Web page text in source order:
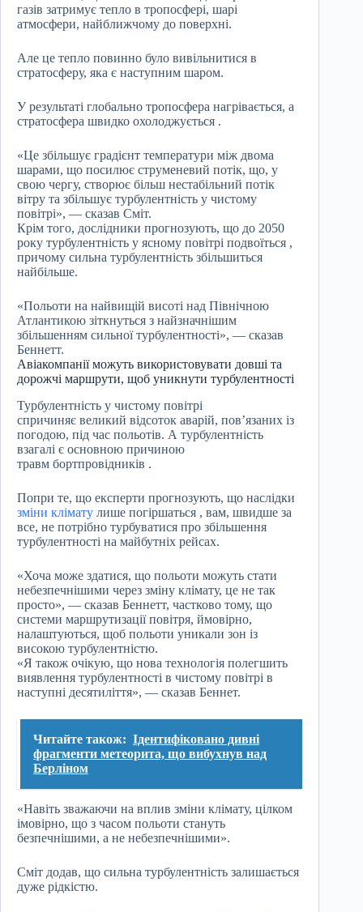
газів затримує тепло в тропосфері, шарі
атмосфери, найближчому до поверхні.
Але це тепло повинно було вивільнитися в
стратосферу, яка є наступним шаром.
У результаті глобально тропосфера нагрівається, а
стратосфера швидко охолоджується .
«Це збільшує градієнт температури між двома
шарами, що посилює струменевий потік, що, у
свою чергу, створює більш нестабільний потік
вітру та збільшує турбулентність у чистому
повітрі», — сказав Сміт.
Крім того, дослідники прогнозують, що до 2050
року турбулентність у ясному повітрі подвоїться ,
причому сильна турбулентність збільшиться
найбільше.
«Польоти на найвищій висоті над Північною
Атлантикою зіткнуться з найзначнішим
збільшенням сильної турбулентності», — сказав
Беннетт.
Авіакомпанії можуть використовувати довші та
дорожчі маршрути, щоб уникнути турбулентності
Турбулентність у чистому повітрі
спричиняє великий відсоток аварій, пов’язаних із
погодою, під час польотів. А турбулентність
взагалі є основною причиною
травм бортпровідників .
Попри те, що експерти прогнозують, що наслідки
зміни клімату лише погіршаться , вам, швидше за
все, не потрібно турбуватися про збільшення
турбулентності на майбутніх рейсах.
«Хоча може здатися, що польоти можуть стати
небезпечнішими через зміну клімату, це не так
просто», — сказав Беннетт, частково тому, що
системи маршрутизації повітря, ймовірно,
налаштуються, щоб польоти уникали зон із
високою турбулентністю.
«Я також очікую, що нова технологія полегшить
виявлення турбулентності в чистому повітрі в
наступні десятиліття», — сказав Беннет.
Читайте також: Ідентифіковано дивні
фрагменти метеорита, що вибухнув над
Берліном
«Навіть зважаючи на вплив зміни клімату, цілком
імовірно, що з часом польоти стануть
безпечнішими, а не небезпечнішими».
Сміт додав, що сильна турбулентність залишається
дуже рідкістю.